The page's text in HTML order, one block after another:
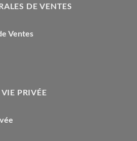
DE VENTES
Ventes
PRIVÉE